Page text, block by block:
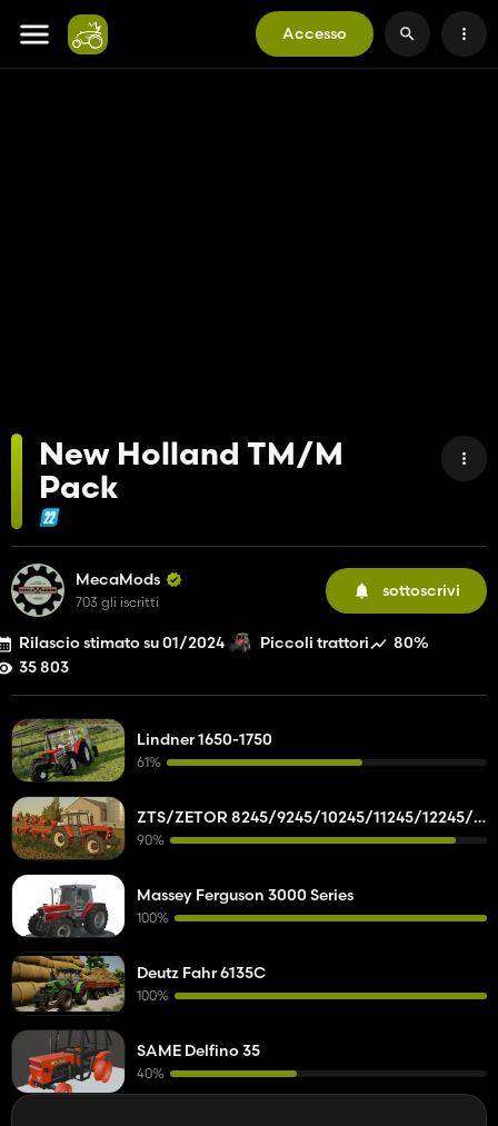
Accesso
New Holland TM/M
Pack
MecaMods
703 gli iscritti
sottoscrivi
Rilascio stimato su 01/2024 Piccoli trattori
80%
35 803
Lindner 1650-1750
61%
ZTS/ZETOR 8245/9245/10245/11245/12245/14245/16245
90%
Massey Ferguson 3000 Series
100%
Deutz Fahr 6135C
100%
SAME Delfino 35
40%